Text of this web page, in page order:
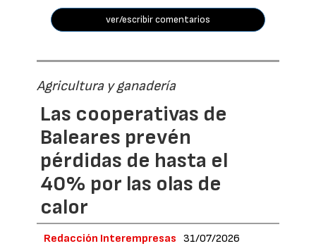
ver/escribir comentarios
Agricultura y ganadería
Las cooperativas de
Baleares prevén
pérdidas de hasta el
40% por las olas de
calor
Redacción Interempresas 31/07/2026